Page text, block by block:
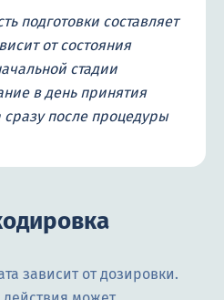
подготовки составляет
от состояния
стадии
в день принятия
сразу после процедуры
зависит от дозировки.